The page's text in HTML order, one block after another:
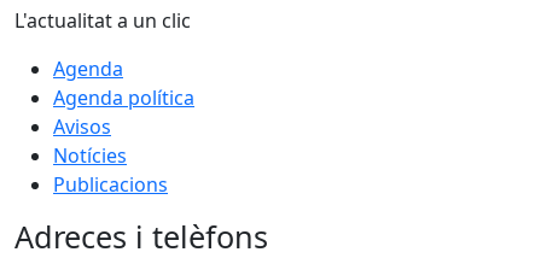
L'actualitat a un clic
Agenda
Agenda política
Avisos
Notícies
Publicacions
Adreces i telèfons